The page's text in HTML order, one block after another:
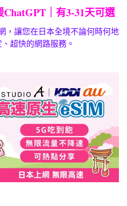
｜有3-31天可選
，讓您在日本全境不論何時何地
超快的網路服務。